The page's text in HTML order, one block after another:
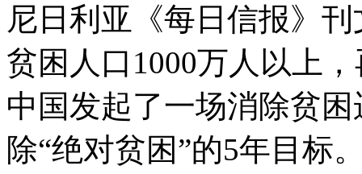
尼日利亚《每日信报》
贫困人口1000万人以上
中国发起了一场消除贫
除“绝对贫困”的5年目标